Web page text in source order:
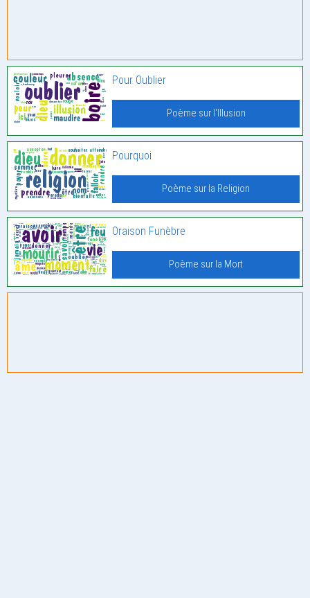
Pour Oublier
Poème sur l'Illusion
Pourquoi
Poème sur la Religion
Oraison Funèbre
Poème sur la Mort